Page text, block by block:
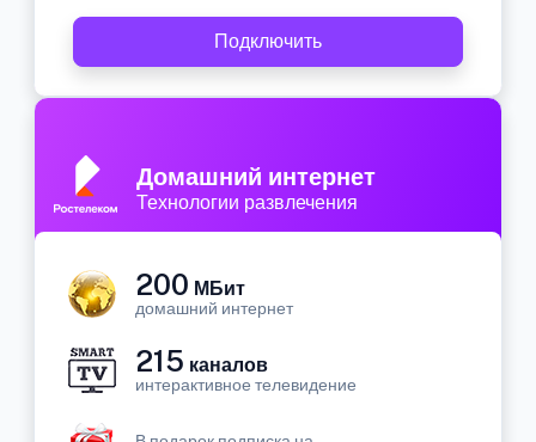
Подключить
Домашний интернет
Технологии развлечения
200 МБит
домашний интернет
215 каналов
интерактивное телевидение